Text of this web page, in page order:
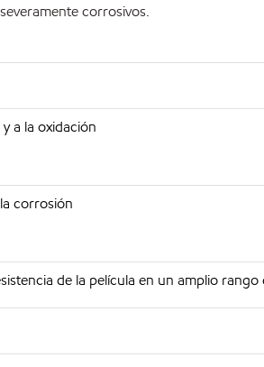
corrosivos.
a la oxidación
corrosión
de la película en un amplio